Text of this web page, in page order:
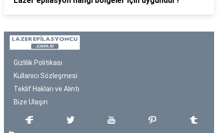
Gizlilik Politikası
Kullanıcı Sözleşmesi
Teklif Hakları ve Alıntı
Bize Ulaşın